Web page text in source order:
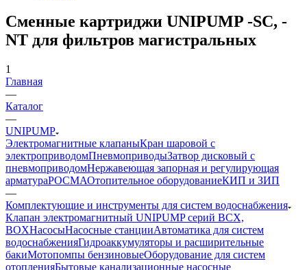
Сменные картриджи UNIPUMP -SC, -
NT для фильтров магистральных
1
Главная
—
Каталог
—
UNIPUMP
Электромагнитные клапаныКран шаровой с
электроприводомПневмоприводыЗатвор дисковый с
пневмоприводомНержавеющая запорная и регулирующая
арматураРОСМАОтопительное оборудованиеКИП и ЗИП
—
Комплектующие и инструменты для систем водоснабжения
Клапан электромагнитный UNIPUMP серий BCX,
BOXНасосыНасосные станцииАвтоматика для систем
водоснабженияГидроаккумуляторы и расширительные
бакиМотопомпы бензиновыеОборудование для систем
отопленияБытовые канализационные насосные